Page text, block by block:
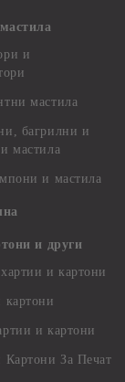
и
мастила
багрилни и
мастила
и мастила
и други
и картони
картони
и картони
Картони За Печат